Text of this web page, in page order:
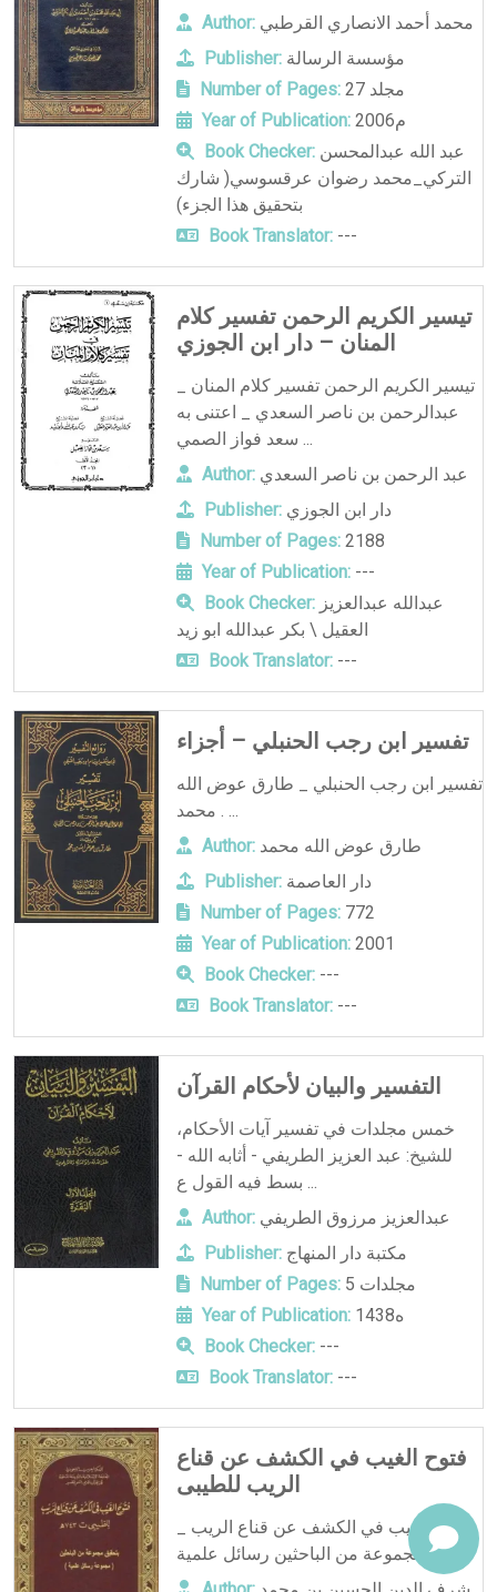
Author: محمد أحمد الانصاري القرطبي
Publisher: مؤسسة الرسالة
Number of Pages:
27 مجلد
Year of Publication:
2006م
Book Checker:عبد الله عبدالمحسن
التركي_محمد رضوان عرقسوسي( شارك
بتحقيق هذا الجزء)
Book Translator:---
تيسير الكريم الرحمن تفسير كلام
المنان – دار ابن الجوزي
تيسير الكريم الرحمن تفسير كلام المنان _
عبدالرحمن بن ناصر السعدي _ اعتنى به
سعد فواز الصمي ...
Author: عبد الرحمن بن ناصر السعدي
Publisher: دار ابن الجوزي
Number of Pages:2188
Year of Publication:---
Book Checker:عبدالله عبدالعزيز
العقيل \ بكر عبدالله ابو زيد
Book Translator:---
تفسير ابن رجب الحنبلي – أجزاء
تفسير ابن رجب الحنبلي _ طارق عوض الله
محمد . ...
Author: طارق عوض الله محمد
Publisher: دار العاصمة
Number of Pages:772
Year of Publication:2001
Book Checker:---
Book Translator:---
التفسير والبيان لأحكام القرآن
خمس مجلدات في تفسير آيات الأحكام،
للشيخ: عبد العزيز الطريفي - أثابه الله -
بسط فيه القول ع ...
Author: عبدالعزيز مرزوق الطريفي
Publisher: مكتبة دار المنهاج
Number of Pages:
5 مجلدات
Year of Publication:
1438ه
Book Checker:---
Book Translator:---
فتوح الغيب في الكشف عن قناع
الريب للطيبى
فتوح الغيب في الكشف عن قناع الريب _
مجموعة من الباحثين رسائل علمية . ...